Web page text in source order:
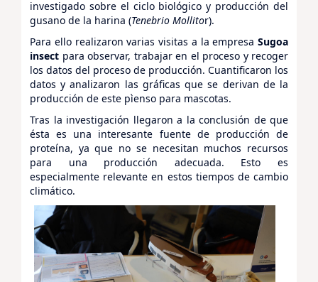
investigado sobre el ciclo biológico y producción del
gusano de la harina (Tenebrio Mollitor).
Para ello realizaron varias visitas a la empresa Sugoa
insect para observar, trabajar en el proceso y recoger
los datos del proceso de producción. Cuantificaron los
datos y analizaron las gráficas que se derivan de la
producción de este pìenso para mascotas.
Tras la investigación llegaron a la conclusión de que
ésta es una interesante fuente de producción de
proteína, ya que no se necesitan muchos recursos
para una producción adecuada. Esto es
especialmente relevante en estos tiempos de cambio
climático.